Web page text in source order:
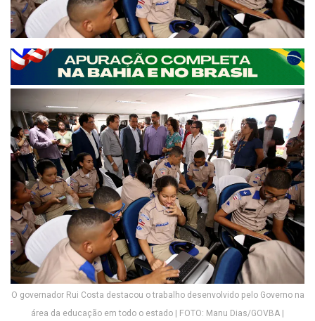
O governador Rui Costa destacou o trabalho desenvolvido pelo Governo na
área da educação em todo o estado | FOTO: Manu Dias/GOVBA |